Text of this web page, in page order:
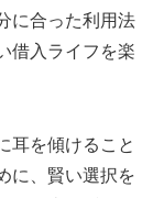
に合った利用法
借入ライフを楽
耳を傾けること
に、賢い選択を